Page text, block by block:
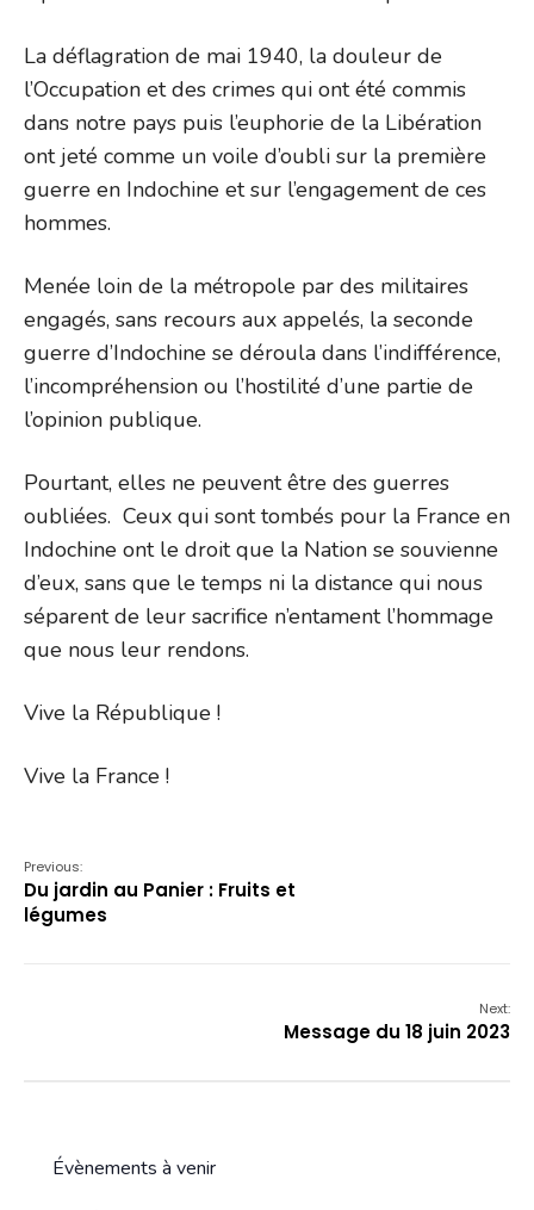
La déflagration de mai 1940, la douleur de
l’Occupation et des crimes qui ont été commis
dans notre pays puis l’euphorie de la Libération
ont jeté comme un voile d’oubli sur la première
guerre en Indochine et sur l’engagement de ces
hommes.
Menée loin de la métropole par des militaires
engagés, sans recours aux appelés, la seconde
guerre d’Indochine se déroula dans l’indifférence,
l’incompréhension ou l’hostilité d’une partie de
l’opinion publique.
Pourtant, elles ne peuvent être des guerres
oubliées. Ceux qui sont tombés pour la France en
Indochine ont le droit que la Nation se souvienne
d’eux, sans que le temps ni la distance qui nous
séparent de leur sacrifice n’entament l’hommage
que nous leur rendons.
Vive la République !
Vive la France !
Previous:
Du jardin au Panier : Fruits et
légumes
Next:
Message du 18 juin 2023
Évènements à venir